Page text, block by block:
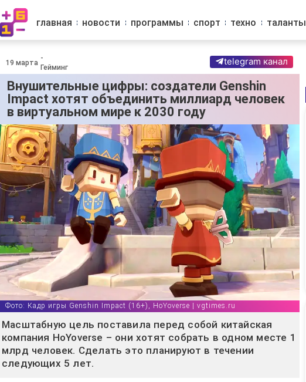
главная новости программы спорт техно таланты
19 марта
-
Гейминг
telegram канал
Внушительные цифры: создатели Genshin
Impact хотят объединить миллиард человек
в виртуальном мире к 2030 году
Фото: Кадр игры Genshin Impact (16+), HoYoverse | vgtimes.ru
Масштабную цель поставила перед собой китайская
компания HoYoverse – они хотят собрать в одном месте 1
млрд человек. Сделать это планируют в течении
следующих 5 лет.